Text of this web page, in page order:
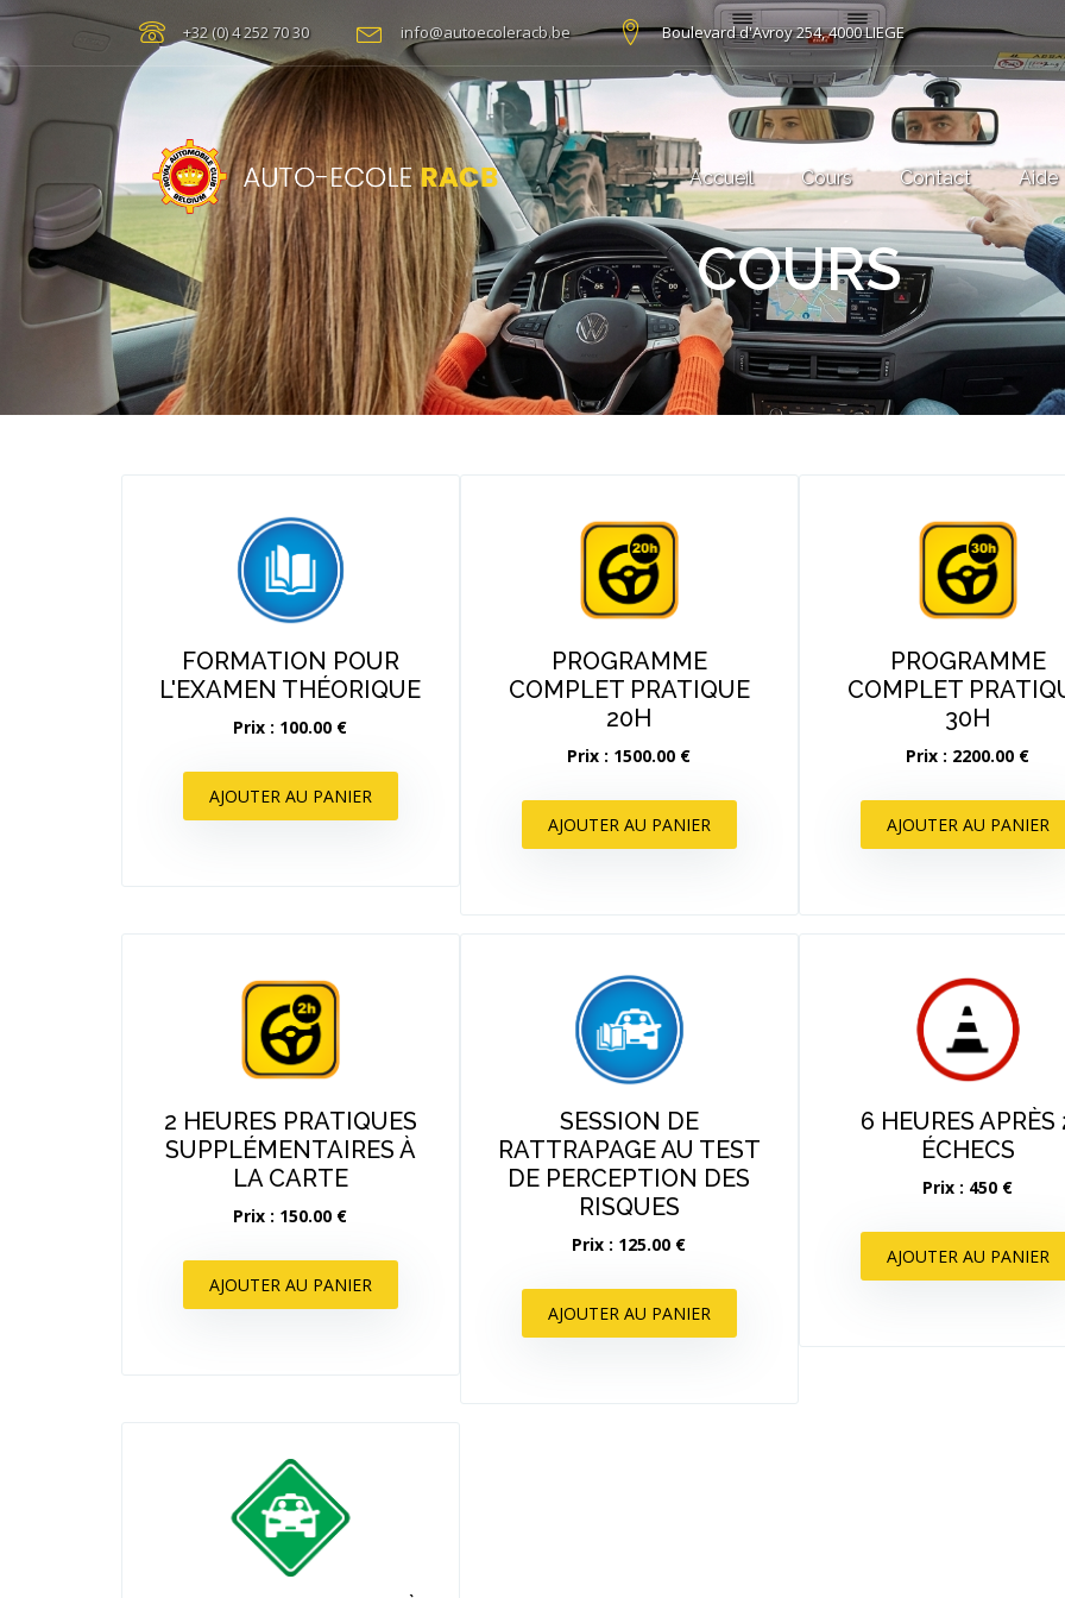
+32 (0) 4 252 70 30 info@autoecoleracb.be Boulevard d'Avroy 254, 4000 LIEGE
Accueil Cours Contact Aide
COURS
FORMATION POUR
L'EXAMEN THÉORIQUE
Prix : 100.00 €
AJOUTER AU PANIER
PROGRAMME
COMPLET PRATIQUE
20H
Prix : 1500.00 €
AJOUTER AU PANIER
PROGRAMME
COMPLET
30H
Prix : 2200.00 €
AJOUTER AU PANIER
2 HEURES PRATIQUES
SUPPLÉMENTAIRES À
LA CARTE
Prix : 150.00 €
AJOUTER AU PANIER
SESSION DE
RATTRAPAGE AU TEST
DE PERCEPTION DES
RISQUES
Prix : 125.00 €
AJOUTER AU PANIER
6 HEURES APRÈS
ÉCHECS
Prix : 450 €
AJOUTER AU PANIER